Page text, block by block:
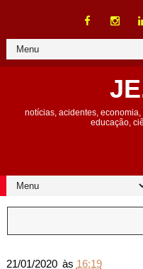
notícias, acidentes,
educação,
21/01/2020 às 16:19